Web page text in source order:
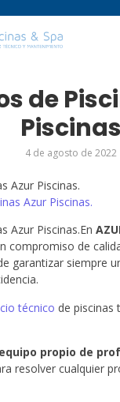
de
Piscinas
4 de agosto de 2022
Azur Piscinas.
Azur Piscinas.En
compromiso de
garantizar siempre
técnico de piscinas
propio de
resolver cualquier